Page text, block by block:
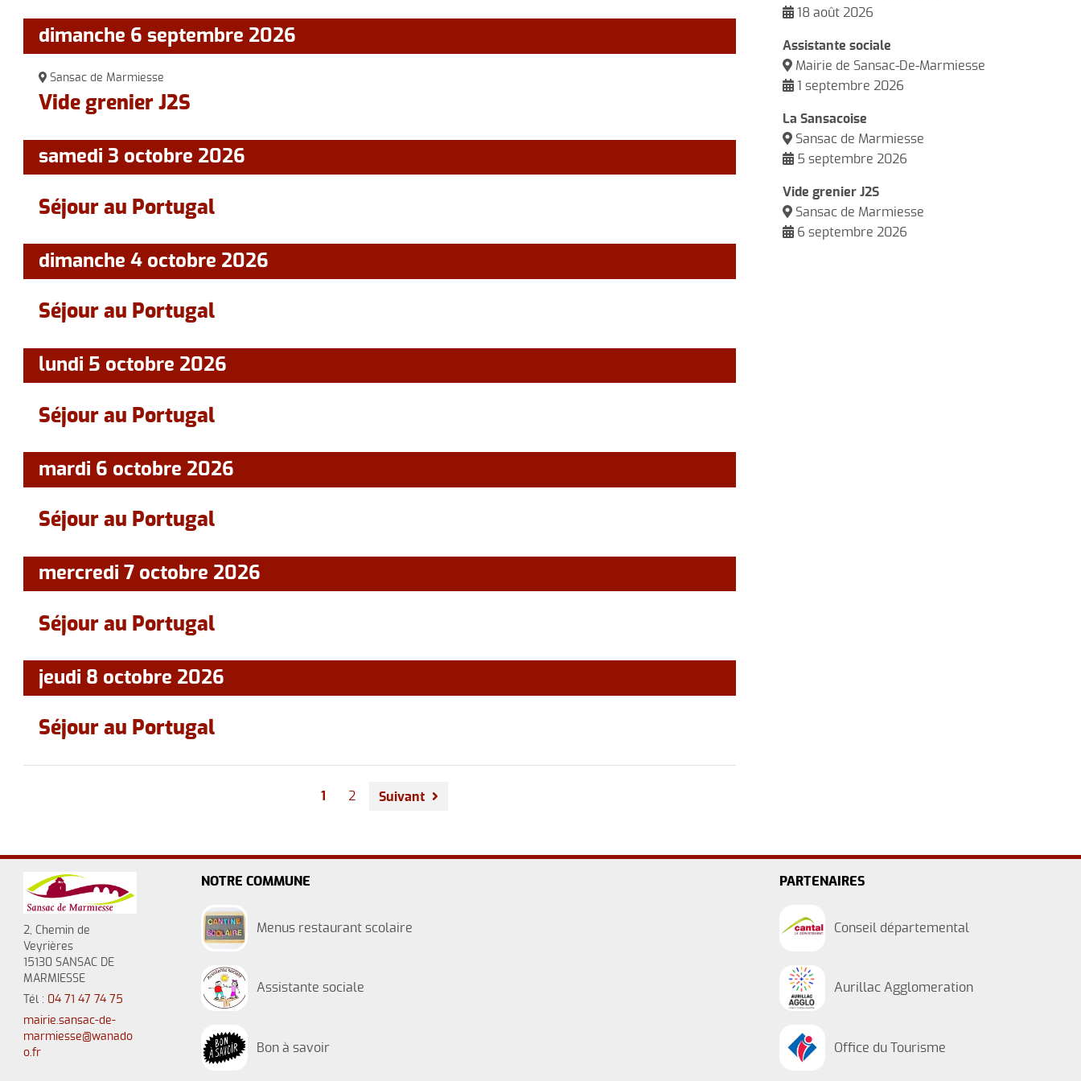
dimanche 6 septembre 2026
Sansac de Marmiesse
Vide grenier J2S
samedi 3 octobre 2026
Séjour au Portugal
dimanche 4 octobre 2026
Séjour au Portugal
lundi 5 octobre 2026
Séjour au Portugal
mardi 6 octobre 2026
Séjour au Portugal
mercredi 7 octobre 2026
Séjour au Portugal
jeudi 8 octobre 2026
Séjour au Portugal
1 2 Suivant
18 août 2026
1 septembre 2026
Assistante sociale
Mairie de Sansac-De-Marmiesse
5 septembre 2026
La Sansacoise
Sansac de Marmiesse
6 septembre 2026
Vide grenier J2S
Sansac de Marmiesse
2, Chemin de
Veyrières
15130 SANSAC DE
MARMIESSE
Tél : 04 71 47 74 75
mairie.sansac-de-
marmiesse@wanado
o.fr
NOTRE COMMUNE
Menus restaurant scolaire
Assistante sociale
Bon à savoir
PARTENAIRES
Conseil départemental
Aurillac Agglomeration
Office du Tourisme